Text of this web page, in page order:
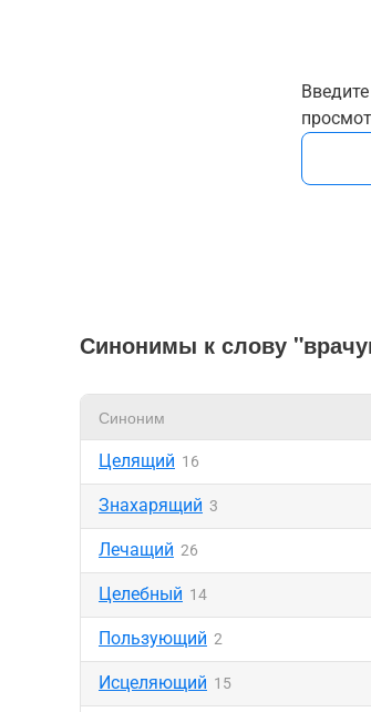
Синонимы к слову
Синоним
Целящий 16
Знахарящий 3
Лечащий 26
Целебный 14
Пользующий 2
Исцеляющий 15